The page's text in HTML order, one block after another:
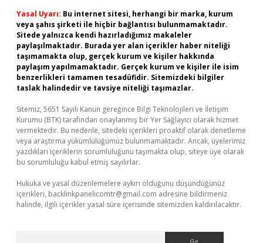
Yasal Uyarı: Bu internet sitesi, herhangi bir marka, kurum
veya şahıs şirketi ile hiçbir bağlantısı bulunmamaktadır.
Sitede yalnızca kendi hazırladığımız makaleler
paylaşılmaktadır. Burada yer alan içerikler haber niteliği
taşımamakta olup, gerçek kurum ve kişiler hakkında
paylaşım yapılmamaktadır. Gerçek kurum ve kişiler ile isim
benzerlikleri tamamen tesadüfidir. Sitemizdeki bilgiler
taslak halindedir ve tavsiye niteliği taşımazlar.
Sitemiz, 5651 Sayılı Kanun gereğince Bilgi Teknolojileri ve İletişim
Kurumu (BTK) tarafından onaylanmış bir Yer Sağlayıcı olarak hizmet
vermektedir. Bu nedenle, sitedeki içerikleri proaktif olarak denetleme
veya araştırma yükümlülüğümüz bulunmamaktadır. Ancak, üyelerimiz
yazdıkları içeriklerin sorumluluğunu taşımakta olup, siteye üye olarak
bu sorumluluğu kabul etmiş sayılırlar.
Hukuka ve yasal düzenlemelere aykırı olduğunu düşündüğünüz
içerikleri, backlinkpanelicomtr@gmail.com adresine bildirmeniz
halinde, ilgili içerikler yasal süre içerisinde sitemizden kaldırılacaktır.